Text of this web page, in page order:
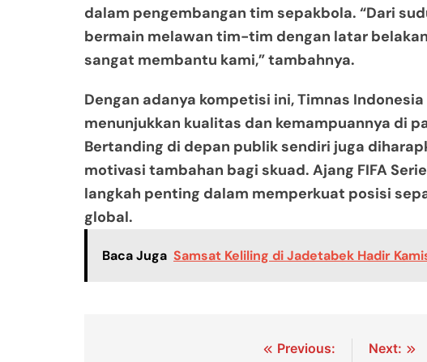
dalam pengembangan tim sepakbola. “Dari
bermain melawan tim-tim dengan latar
sangat membantu kami,” tambahnya.
Dengan adanya kompetisi ini, Timnas
menunjukkan kualitas dan kemampuannya di
Bertanding di depan publik sendiri juga
motivasi tambahan bagi skuad. Ajang FIFA
langkah penting dalam memperkuat posisi
global.
Baca Juga Samsat Keliling di Jadetabek Hadir
Previous:
Next: